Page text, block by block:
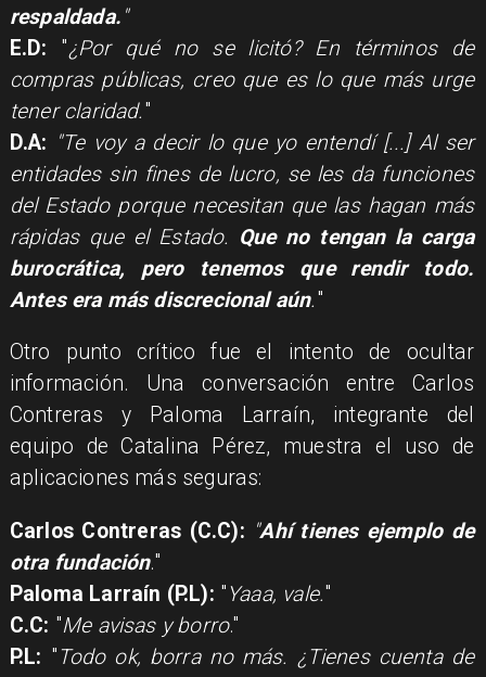
respaldada. "
E.D: "¿Por qué no se licitó? En términos de
compras públicas, creo que es lo que más urge
tener claridad."
D.A: "Te voy a decir lo que yo entendí [...] Al ser
entidades sin fines de lucro, se les da funciones
del Estado porque necesitan que las hagan más
rápidas que el Estado. Que no tengan la carga
burocrática, pero tenemos que rendir todo.
Antes era más discrecional aún."
Otro punto crítico fue el intento de ocultar
información. Una conversación entre Carlos
Contreras y Paloma Larraín, integrante del
equipo de Catalina Pérez, muestra el uso de
aplicaciones más seguras:
Carlos Contreras (C.C): "Ahí tienes ejemplo de
otra fundación."
Paloma Larraín (P.L): "Yaaa, vale."
C.C: "Me avisas y borro."
P.L: "Todo ok, borra no más. ¿Tienes cuenta de